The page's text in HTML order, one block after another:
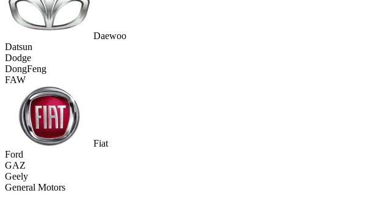
Daewoo
Datsun
Dodge
DongFeng
FAW
Fiat
Ford
GAZ
Geely
General Motors